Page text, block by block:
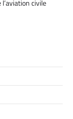
l’aviation civile